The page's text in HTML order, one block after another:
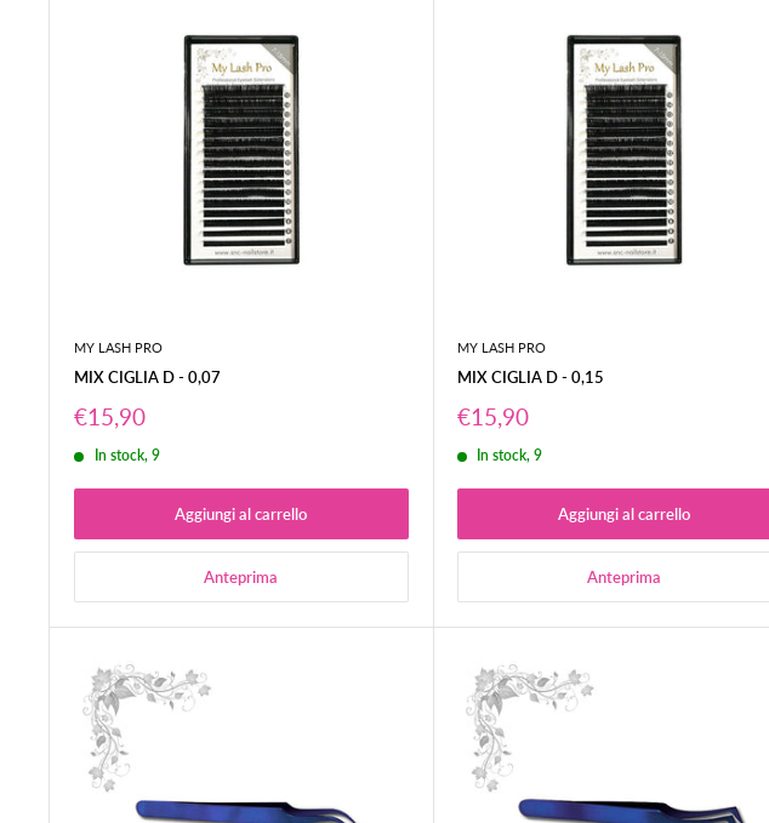
MY LASH PRO
MIX CIGLIA D - 0,07
Prezzo
scontato
€15,90
In stock, 9
Aggiungi al carrello
Anteprima
MY LASH PRO
MIX CIGLIA D - 0,15
Prezzo
scontato
€15,90
In stock, 9
Aggiungi al carrello
Anteprima